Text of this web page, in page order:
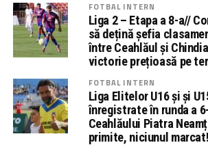
FOTBAL INTERN
Liga 2 – Etapa a 8-a//
să dețină șefia
între Ceahlăul și
victorie prețioasă pe
FOTBAL INTERN
Liga Elitelor U16 și și
înregistrate în runda a
Ceahlăului Piatra
primite, niciunul marcat!